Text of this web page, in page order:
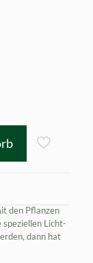
den Pflanzen
speziellen Licht-
dann hat